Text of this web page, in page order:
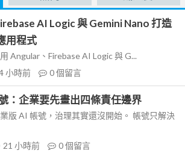
AI Logic 與 Gemini Nano 打造
用程式
Angular、Firebase AI Logic 與 G...
小時前 0個留言
：企業要先畫出四條責任邊界
版 AI 帳號，治理其實還沒開始。 帳號只解決
21 小時前 0個留言